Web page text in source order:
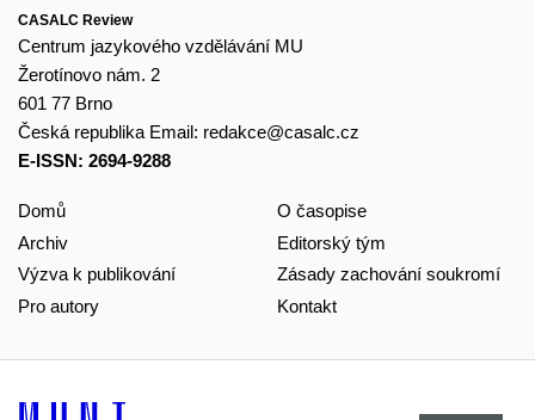
CASALC Review
Centrum jazykového vzdělávání MU
Žerotínovo nám. 2
601 77 Brno
Česká republika Email: redakce@casalc.cz
E-ISSN: 2694-9288
Domů
Archiv
Výzva k publikování
Pro autory
O časopise
Editorský tým
Zásady zachování soukromí
Kontakt